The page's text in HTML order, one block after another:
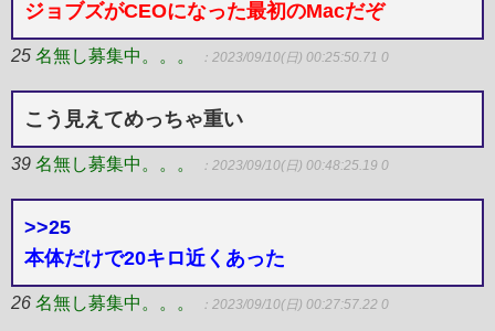
ジョブズがCEOになった最初のMacだぞ
25 名無し募集中。。。 ：2023/09/10(日) 00:25:50.71 0
こう見えてめっちゃ重い
39 名無し募集中。。。 ：2023/09/10(日) 00:48:25.19 0
>>25
本体だけで20キロ近くあった
26 名無し募集中。。。 ：2023/09/10(日) 00:27:57.22 0